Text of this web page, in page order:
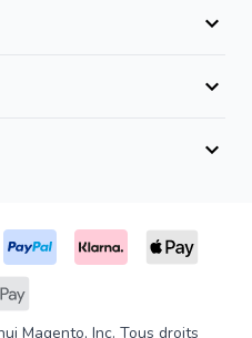
Magento, Inc. Tous droits